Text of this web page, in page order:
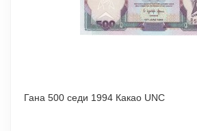
Гана 500 седи 1994 Какао UNC